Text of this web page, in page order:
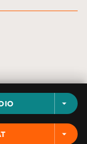
arrow_drop_down
arrow_drop_down